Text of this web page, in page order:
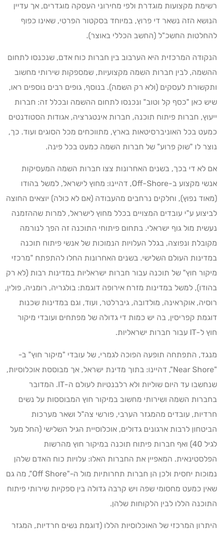
רשימת מקצועות מוגדרת ולפי מחירוני העסקה מוגדרים, אך עדיין
הנושא הזה נשאר די פרוץ, במיוחד בסקטור הפרטי, שאינו כפוף
להחלטות החשכ"ל (החשב הכללי באוצר).
הנקודה המרכזית היא הערבוב בין חברות כוח אדם, שנכנסו לתחום
ההשמה, לבין חברות השמה מקצועיות, שמספקות שירותי מחשוב
ותקשורת לעסקים (ולא רק השמה). בנוסף, גופים רבים נוספים ראו,
שיש כאן "כסף קל וטוב" ונכנסו לתחום ההשמה ובכלל זה: חברות
ייעוץ, חברות פיתוח תוכנה, חברות אינטגרציה, אגודות הסטודנטים
כמעט בכל האוניברסיטאות בארץ, מתווכחים מכל הסוגים ועוד. כך,
נוצר לו "שוק פרוע" של חברות השמה כמעט בכל פינה.
אם לא די בכך, בשנים האחרונות צצו חברות השמה המעסיקות
אנשי מקצוע ב-Off-Shore, דהיינו: מחוץ לישראל, למשל בהודו
(מאוד נפוץ), וחלקים נרחבים מהעבודה (אם לא כולה) יוצאים החוצה
לביצוע ע"י עובדים המצויים בכלל מחוץ לישראל, למרות שההזמנה
נעשית מול גוף ישראלי. בתחום פיתוחי התוכנה זה הפך לנורמה
מקובלת ונפוצה, בגלל העלויות הנמוכות של אנשי פיתוח תוכנה
במדינות העולם השלישי. בשנים האחרונות החלו להתפתח "מרכזי
מיקור חוץ" של תוכנה עבור חברות ישראליות במדינות רבות (לא רק
בהודו), למשל במדינות מזרח אירופה דוגמת: בולגריה, רומניה, פולין,
רוסיה, אוקראינה, מולדובה, גיברלטר, ועוד, וגם במדינות שכנות
דוגמת קפריסין, בה יש כמות די גדולה של מפתחים ועובדי מיקור
חוץ ל-IT עבור חברות ישראליות.
מנגד, התפתחה תופעה הפוכה לגמרי, של עובדי "מיקור חוץ" ב-
"Near Shore", דהיינו: בתוך מדינת ישראל, אך מבוססת אוכלוסיות,
שנחשבו עד היום שוליות ולא רלבנטיות לעולם ה-IT. המדובר
בחברות השמה ושירותי מחשוב במיקור חוץ המבוססות על נשים
חרדיות, עובדים מהמגזר הערבי, פורשי צה"ל ושאר מערכות
הביטחון לרבות ארגונים גדולים, אוכלוסיית הגיל השלישי (החל מעל
לגיל 40) ואף חברות פיתוח תוכנה במיקור חוץ מהרשות
הפלסטינאית. המאפיין את החברות האלו: עלויות כוח האדם שלהן
נמוכות יחסית ולכן הן חברות תחרותיות מול ה-"Off Shore", מה גם
שאין כמעט מחסומי שפה ויש קרבה גדולה בין ספקיות שירותי פיתוח
התוכנה הללו לבין הלקוחות שלהן.
היתרון המרכזי של האוכלוסיות הללו (דוגמת נשים חרדיות, המגזר